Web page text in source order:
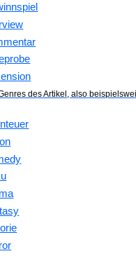
des Artikel, also